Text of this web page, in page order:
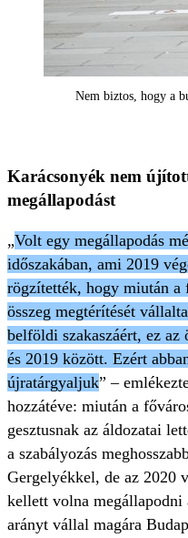
Nem biztos, hogy a
Karácsonyék nem
megállapodást
„Volt egy megállapodás
időszakában, ami 2019
rögzítették, hogy miután a
összeg megtérítését
belföldi szakaszáért, ez az
és 2019 között. Ezért
újratárgyaljuk” –
hozzátéve: miután a
gesztusnak az áldozatai
a szabályozás
Gergelyékkel, de az 2020
kellett volna megállapodni
arányt vállal magára